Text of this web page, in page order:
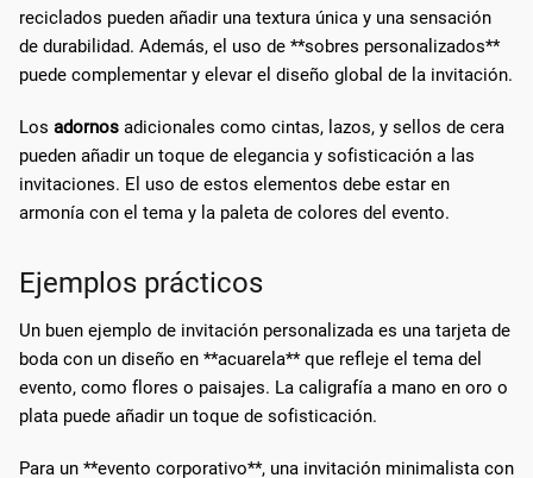
reciclados pueden añadir una textura única y una sensación
de durabilidad. Además, el uso de **sobres personalizados**
puede complementar y elevar el diseño global de la invitación.
Los adornos adicionales como cintas, lazos, y sellos de cera
pueden añadir un toque de elegancia y sofisticación a las
invitaciones. El uso de estos elementos debe estar en
armonía con el tema y la paleta de colores del evento.
Ejemplos prácticos
Un buen ejemplo de invitación personalizada es una tarjeta de
boda con un diseño en **acuarela** que refleje el tema del
evento, como flores o paisajes. La caligrafía a mano en oro o
plata puede añadir un toque de sofisticación.
Para un **evento corporativo**, una invitación minimalista con